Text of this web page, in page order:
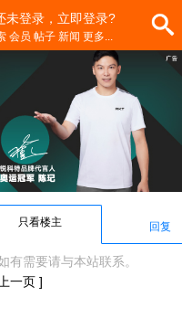
未登录，立即登录?
会员 帖子 新闻 更多...
回复
只看楼主
有需要请与本站联系。
一页 ]